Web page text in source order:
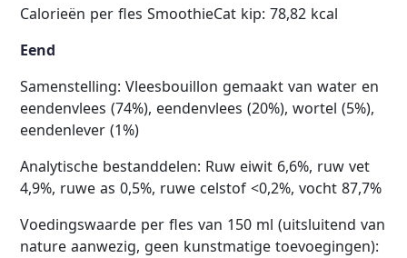
Calorieën per fles SmoothieCat kip: 78,82 kcal
Eend
Samenstelling: Vleesbouillon gemaakt van water en
eendenvlees (74%), eendenvlees (20%), wortel (5%),
eendenlever (1%)
Analytische bestanddelen: Ruw eiwit 6,6%, ruw vet
4,9%, ruwe as 0,5%, ruwe celstof <0,2%, vocht 87,7%
Voedingswaarde per fles van 150 ml (uitsluitend van
nature aanwezig, geen kunstmatige toevoegingen):